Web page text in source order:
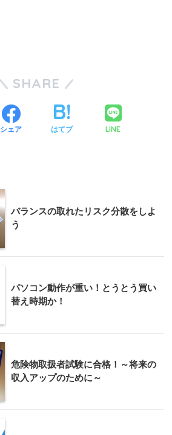
SHARE
シェア はてブ LINE
バランスの取れたリスク分散をしよ
う
パソコン動作が重い！とうとう買い
替え時期か！
危険物取扱者試験に合格！～将来の
収入アップのために～